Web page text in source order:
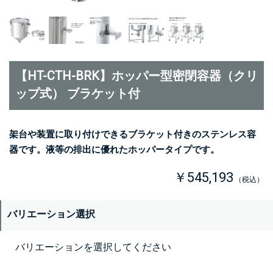
【HT-CTH-BRK】ホッパー型密閉容器（クリ
ップ式） ブラケット付
架台や装置に取り付けできるブラケット付きのステンレス容
器です。液等の排出に優れたホッパータイプです。
￥545,193 （税込）
バリエーション選択
バリエーションを選択してください